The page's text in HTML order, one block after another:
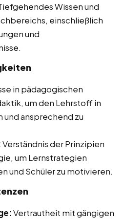
Wissen und
einschließlich
und
in pädagogischen
um den Lehrstoff in
und ansprechend zu
Verständnis der Prinzipien
um Lernstrategien
und Schüler zu motivieren.
Vertrautheit mit gängigen